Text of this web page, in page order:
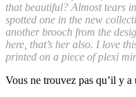
that beautiful? Almost tears
spotted one in the new
another brooch from the
here, that’s her also. I love
printed on a piece of plexi
Vous ne trouvez pas qu’il y